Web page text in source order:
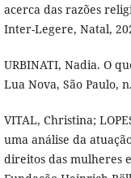
acerca das razões
Inter-Legere, Natal,
URBINATI, Nadia. O
Lua Nova, São Paulo,
VITAL, Christina;
uma análise da
direitos das mulheres